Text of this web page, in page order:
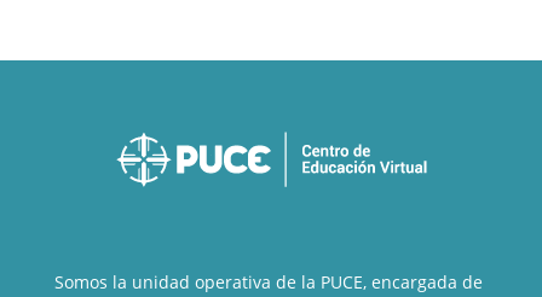
Somos la unidad operativa de la PUCE, encargada de